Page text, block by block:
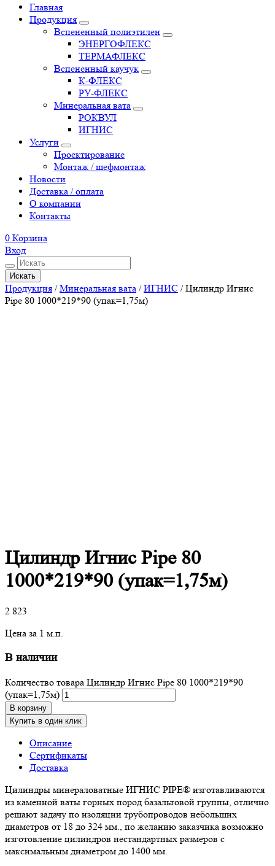
Главная
Продукция
Вспененный полиэтилен
ЭНЕРГОФЛЕКС
ТЕРМАФЛЕКС
Вспененный каучук
К-ФЛЕКС
РУ-ФЛЕКС
Минеральная вата
РОКВУЛ
ИГНИС
Услуги
Проектирование
Монтаж / шефмонтаж
Новости
Доставка / оплата
О компании
Контакты
0 Корзина
Вход
Искать
Продукция /Минеральная вата /ИГНИС /Цилиндр Игнис
Pipe 80 1000*219*90 (упак=1,75м)
Цилиндр Игнис Pipe 80
1000*219*90 (упак=1,75м)
2 823
Цена за 1 м.п.
В наличии
Количество товара Цилиндр Игнис Pipe 80 1000*219*90
(упак=1,75м)
В корзину
Купить в один клик
Описание
Сертификаты
Доставка
Цилиндры минераловатные ИГНИС PIPE® изготавливаются
из каменной ваты горных пород базальтовой группы, отлично
решают задачу по изоляции трубопроводов небольших
диаметров от 18 до 324 мм., по желанию заказчика возможно
изготовление цилиндров нестандартных размеров с
максимальным диаметром до 1400 мм.